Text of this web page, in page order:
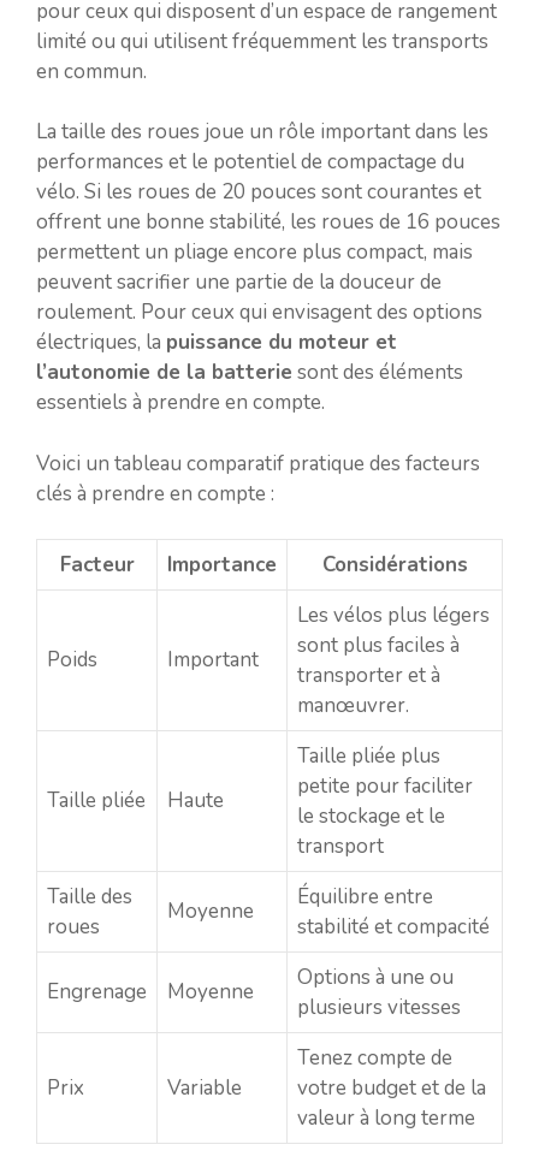
pour ceux qui disposent d’un espace de rangement
limité ou qui utilisent fréquemment les transports
en commun.
La taille des roues joue un rôle important dans les
performances et le potentiel de compactage du
vélo. Si les roues de 20 pouces sont courantes et
offrent une bonne stabilité, les roues de 16 pouces
permettent un pliage encore plus compact, mais
peuvent sacrifier une partie de la douceur de
roulement. Pour ceux qui envisagent des options
électriques, la puissance du moteur et
l’autonomie de la batterie sont des éléments
essentiels à prendre en compte.
Voici un tableau comparatif pratique des facteurs
clés à prendre en compte :
Facteur Importance Considérations
Poids Important
Les vélos plus légers
sont plus faciles à
transporter et à
manœuvrer.
Taille pliée Haute
Taille pliée plus
petite pour faciliter
le stockage et le
transport
Taille des
roues
Moyenne
Équilibre entre
stabilité et compacité
Engrenage Moyenne
Options à une ou
plusieurs vitesses
Prix Variable
Tenez compte de
votre budget et de la
valeur à long terme